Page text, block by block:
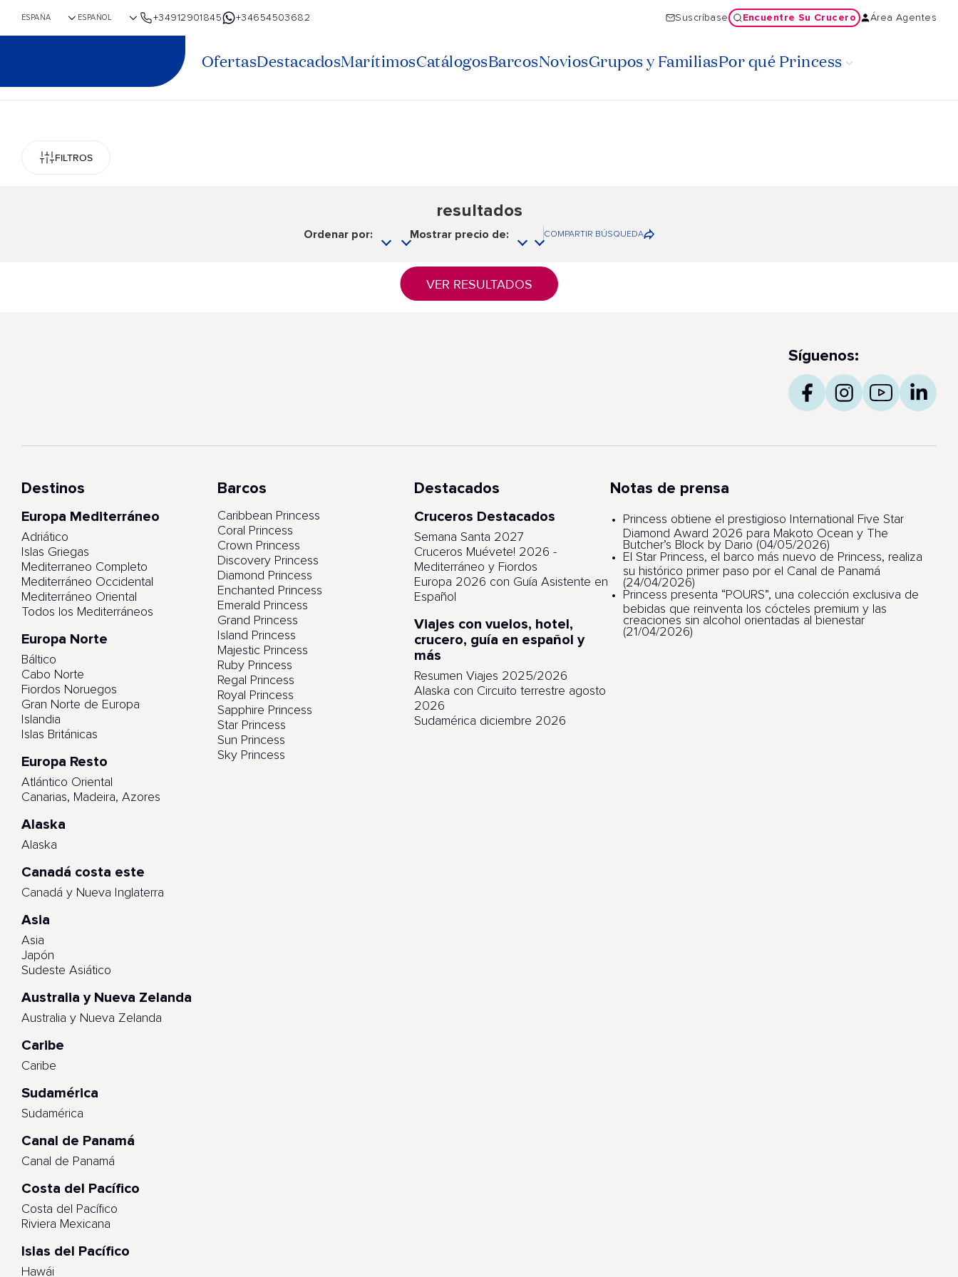
+34912901845 +34654503682 Suscríbase Encuentre Su Crucero Área Agentes
OfertasDestacadosMarítimosCatálogosBarcosNoviosGrupos y FamiliasPor qué Princess
FILTROS
resultados
Ordenar por: Mostrar precio de: COMPARTIR BÚSQUEDA
VER RESULTADOS
Síguenos:
Destinos
Europa Mediterráneo
Adriático
Islas Griegas
Mediterraneo Completo
Mediterráneo Occidental
Mediterráneo Oriental
Todos los Mediterráneos
Europa Norte
Báltico
Cabo Norte
Fiordos Noruegos
Gran Norte de Europa
Islandia
Islas Británicas
Europa Resto
Atlántico Oriental
Canarias, Madeira, Azores
Alaska
Alaska
Canadá costa este
Canadá y Nueva Inglaterra
Asia
Asia
Japón
Sudeste Asiático
Australia y Nueva Zelanda
Australia y Nueva Zelanda
Caribe
Caribe
Sudamérica
Sudamérica
Canal de Panamá
Canal de Panamá
Costa del Pacífico
Costa del Pacífico
Riviera Mexicana
Islas del Pacífico
Hawái
Barcos
Caribbean Princess
Coral Princess
Crown Princess
Discovery Princess
Diamond Princess
Enchanted Princess
Emerald Princess
Grand Princess
Island Princess
Majestic Princess
Ruby Princess
Regal Princess
Royal Princess
Sapphire Princess
Star Princess
Sun Princess
Sky Princess
Destacados
Cruceros Destacados
Semana Santa 2027
Cruceros Muévete! 2026 -
Mediterráneo y Fiordos
Europa 2026 con Guía Asistente en
Español
Viajes con vuelos, hotel,
crucero, guía en español y
más
Resumen Viajes 2025/2026
Alaska con Circuito terrestre agosto
2026
Sudamérica diciembre 2026
Notas de prensa
Princess obtiene el prestigioso International Five Star
Diamond Award 2026 para Makoto Ocean y The
Butcher’s Block by Dario (04/05/2026)
El Star Princess, el barco más nuevo de Princess, realiza
su histórico primer paso por el Canal de Panamá
(24/04/2026)
Princess presenta “POURS”, una colección exclusiva de
bebidas que reinventa los cócteles premium y las
creaciones sin alcohol orientadas al bienestar
(21/04/2026)